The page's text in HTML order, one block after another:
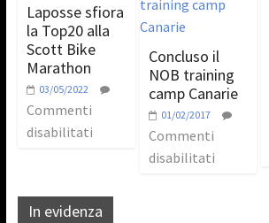
Laposse sfiora
la Top20 alla
Scott Bike
Marathon
03/05/2022
Commenti
disabilitati
Concluso il
NOB training
camp Canarie
01/02/2017
Commenti
disabilitati
In evidenza